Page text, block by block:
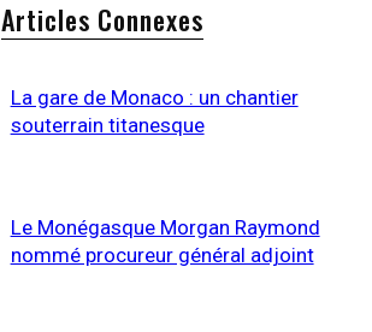
Articles Connexes
La gare de Monaco : un chantier
souterrain titanesque
Le Monégasque Morgan Raymond
nommé procureur général adjoint